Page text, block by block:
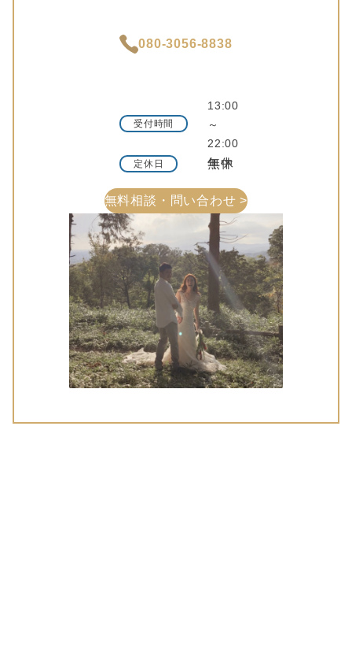
080-3056-8838
受付時間
13:00
～
22:00
定休日 年中無休
無料相談・問い合わせ >